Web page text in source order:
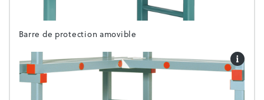
Barre de protection amovible